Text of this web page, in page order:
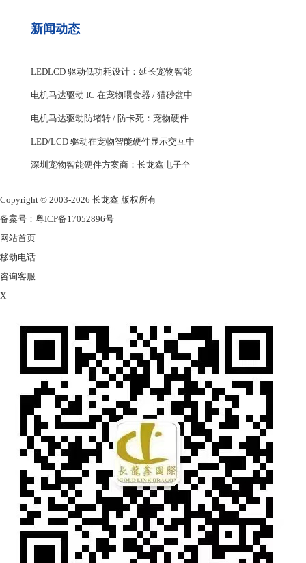
新闻动态
LEDLCD 驱动低功耗设计：延长宠物智能
设备续航关键
电机马达驱动 IC 在宠物喂食器 / 猫砂盆中
的稳定控制设计
电机马达驱动防堵转 / 防卡死：宠物硬件
耐用性核心
LED/LCD 驱动在宠物智能硬件显示交互中
的应用
深圳宠物智能硬件方案商：长龙鑫电子全
Copyright © 2003-2026 长龙鑫 版权所有
备案号： 粤ICP备17052896号
网站首页
移动电话
咨询客服
X